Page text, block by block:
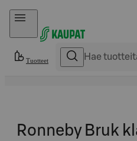
Hyppää sisältöön
Tuotteet
Ronneby Bruk